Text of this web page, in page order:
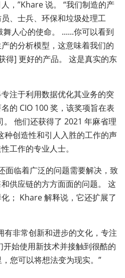
，”Khare 说。 “我们制造的产
、士兵、环保和垃圾处理工
人心的使命。 ......你可以看到
的分析模型，这意味着我们的
得] 更好的产品。 这是真实的东
注于利用数据优化其业务的突
的 CIO 100 奖，该奖项旨在表
他们还获得了 2021 年麻省理
种创造性和引人入胜的工作的声
工作的专业人士。
面临着广泛的问题需要解决，致
供应链的方方面面的问题。 这
； Khare 解释说，它还扩展了
有非常创新和进步的文化，专注
始使用新技术并接触到很酷的
您可以将想法变为现实。”